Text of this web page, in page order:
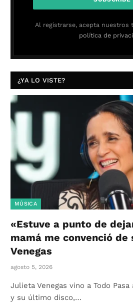
Al registrarse, acepta nuestros
política de
¿YA LO VISTE?
MÚSICA
«Estuve a punto de
mamá me convenció
Venegas
agosto 5, 2026
Julieta Venegas vino a Todo
y su último disco,…